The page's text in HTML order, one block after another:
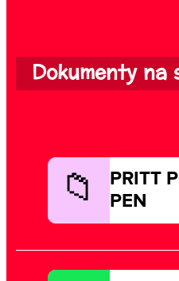
Dokumenty
PRITT
PEN